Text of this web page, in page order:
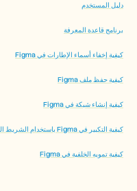
دليل المستخدم
برنامج قاعدة المعرفة
كيفية إخفاء أسماء الإطارات في Figma
كيفية حفظ ملف Figma
كيفية إنشاء شبكة في Figma
كيفية التكبير في Figma باستخدام الشريط الجانبي
كيفية تمويه الخلفية في Figma